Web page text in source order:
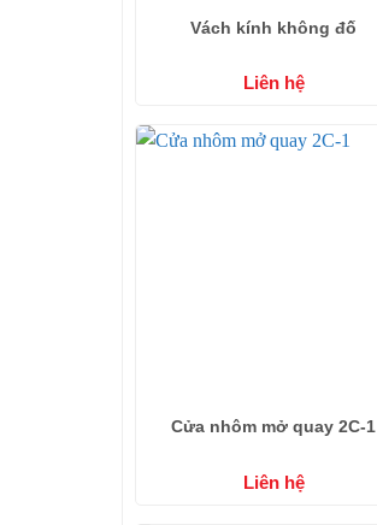
Vách kính không đố
Liên hệ
Cửa nhôm mở quay 2C-1
Liên hệ